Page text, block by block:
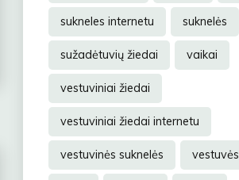
sukneles internetu suknelės
sužadėtuvių žiedai vaikai
vestuviniai žiedai
vestuviniai žiedai internetu
vestuvinės suknelės vestuvės